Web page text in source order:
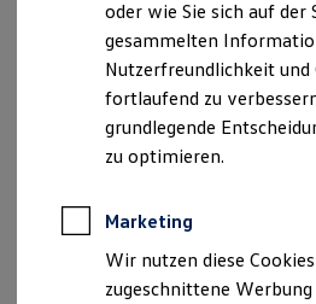
Für Privatkunden
Für Gewerbekunden
Versicherungen &
Garantien
Kfz-Versicherung
Wartungsverträge
Besitzer & Service
Sommer-Special
Reparatur, Pflege &
Servicetermin
Service-Vorteile bei
Lotzbeckstraße 33, 77933
+49 7821 27070
Montag-Freitag
Samstag
oder wie Sie sich auf der
gesammelten
Nutzerfreundlichkeit
fortlaufend zu
grundlegende
zu optimieren.
Marketing
Wir nutzen diese
zugeschnittene